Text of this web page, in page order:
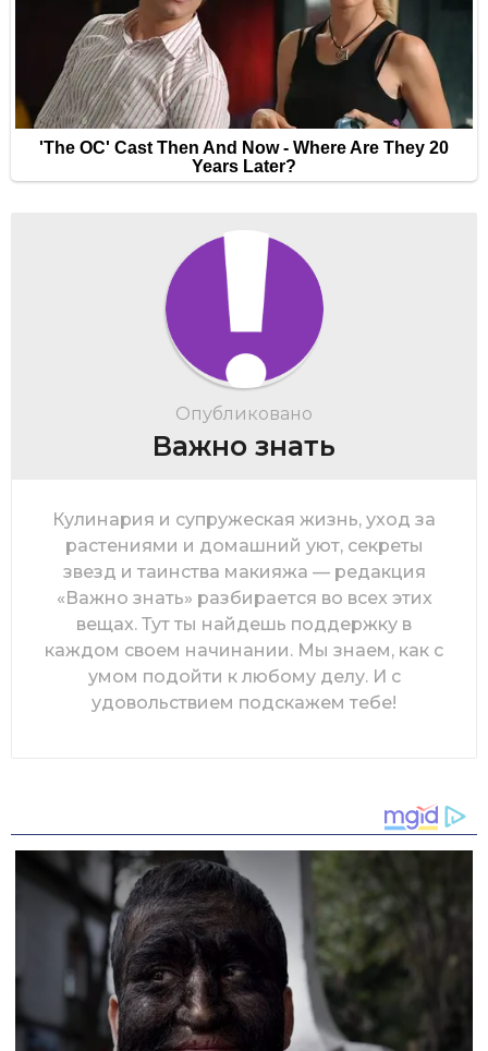
Опубликовано
Важно знать
Кулинария и супружеская жизнь, уход за
растениями и домашний уют, секреты
звезд и таинства макияжа — редакция
«Важно знать» разбирается во всех этих
вещах. Тут ты найдешь поддержку в
каждом своем начинании. Мы знаем, как с
умом подойти к любому делу. И с
удовольствием подскажем тебе!